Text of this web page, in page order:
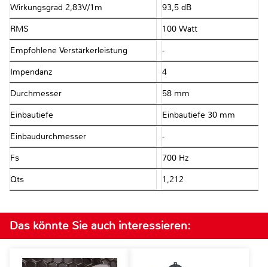
Wirkungsgrad 2,83V/1m 93,5 dB
RMS 100 Watt
Empfohlene Verstärkerleistung -
Impendanz 4
Durchmesser 58 mm
Einbautiefe Einbautiefe 30 mm
Einbaudurchmesser -
Fs 700 Hz
Qts 1,212
Das könnte Sie auch interessieren: